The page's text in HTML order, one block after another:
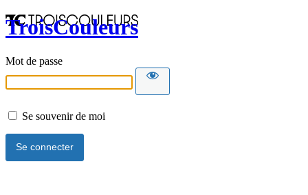
TroisCouleurs
Mot de passe
Se souvenir de moi